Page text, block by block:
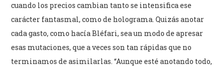
cuando los precios cambian tanto se intensifica ese
carácter fantasmal, como de holograma. Quizás anotar
cada gasto, como hacía Bléfari, sea un modo de apresar
esas mutaciones, que a veces son tan rápidas que no
terminamos de asimilarlas. “Aunque esté anotando todo,